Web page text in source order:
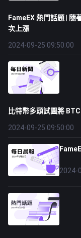
FameEX 熱門話題 | 隨
次上漲
2024-09-25 09:50:00
比特幣多頭試圖將
2024-09-25 09:50:00
2024-